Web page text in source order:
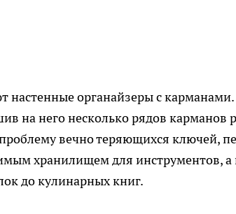
настенные органайзеры с
на него несколько рядов карманов
вечно теряющихся ключей,
хранилищем для инструментов, а
до кулинарных книг.